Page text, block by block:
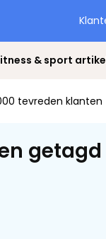
& sport
tevreden klanten
getagd